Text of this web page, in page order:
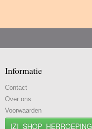
Informatie
Contact
Over ons
Voorwaarden
IZI_SHOP_HERROEPING